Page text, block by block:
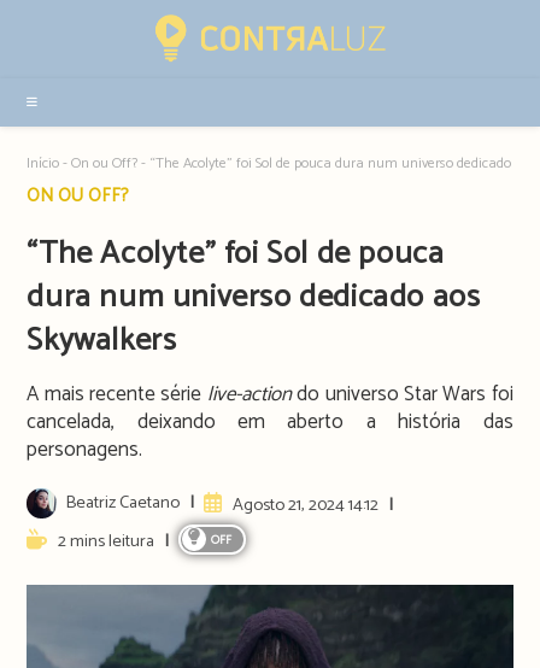
sidebar
Início-On ou Off?- “The Acolyte” foi Sol de pouca dura num universo dedicado
Post
ON OU OFF?
“The Acolyte” foi Sol de pouca
dura num universo dedicado aos
Skywalkers
A mais recente série live-actiondo universo Star Wars foi
cancelada, deixando em aberto a história das
personagens.
Post
author:
Beatriz Caetano
Artigo
publicado:
Agosto 21, 2024 14:12
Reading2 mins leitura OFF